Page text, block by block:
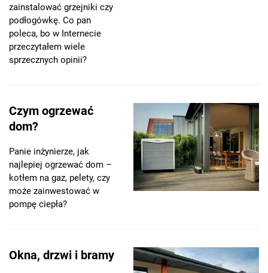
zainstalować grzejniki czy
podłogówkę. Co pan
poleca, bo w Internecie
przeczytałem wiele
sprzecznych opinii?
Czym ogrzewać
dom?
Panie inżynierze, jak
najlepiej ogrzewać dom –
kotłem na gaz, pelety, czy
może zainwestować w
pompę ciepła?
Okna, drzwi i bramy